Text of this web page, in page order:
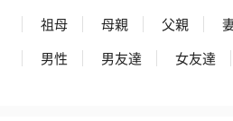
祖母
母親 父親
男性
男友達 女友達